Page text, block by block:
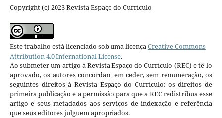
Copyright (c) 2023 Revista Espaço do Currículo
Este trabalho está licenciado sob uma licençaCreative Commons
Attribution 4.0 International License.
Ao submeter um artigo à Revista Espaço do Currículo (REC) e tê-lo
aprovado, os autores concordam em ceder, sem remuneração, os
seguintes direitos à Revista Espaço do Currículo: os direitos de
primeira publicação e a permissão para que a REC redistribua esse
artigo e seus metadados aos serviços de indexação e referência
que seus editores julguem apropriados.